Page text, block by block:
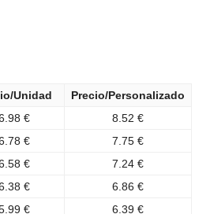
Unidad
Precio/Personalizado
€
8.52 €
€
7.75 €
€
7.24 €
€
6.86 €
€
6.39 €